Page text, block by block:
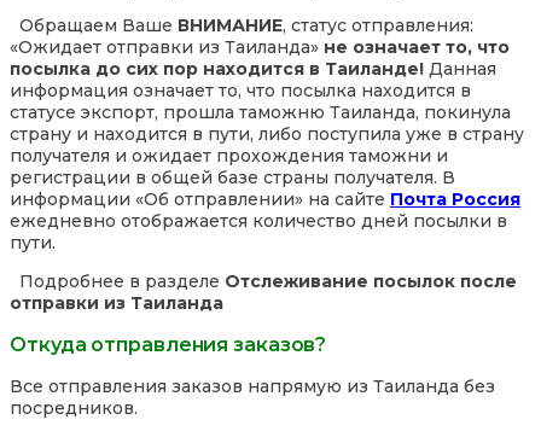
Обращаем Ваше ВНИМАНИЕ, статус отправления:
«Ожидает отправки из Таиланда» не означает то, что
посылка до сих пор находится в Таиланде! Данная
информация означает то, что посылка находится в
статусе экспорт, прошла таможню Таиланда, покинула
страну и находится в пути, либо поступила уже в страну
получателя и ожидает прохождения таможни и
регистрации в общей базе страны получателя. В
информации «Об отправлении» на сайте Почта Россия
ежедневно отображается количество дней посылки в
пути.
Подробнее в разделе Отслеживание посылок после
отправки из Таиланда
Откуда отправления заказов?
Все отправления заказов напрямую из Таиланда без
посредников.